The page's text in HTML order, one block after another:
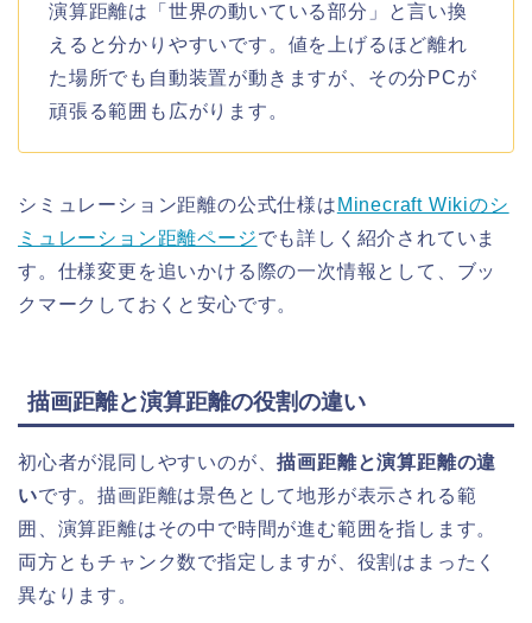
演算距離は「世界の動いている部分」と言い換
えると分かりやすいです。値を上げるほど離れ
た場所でも自動装置が動きますが、その分PCが
頑張る範囲も広がります。
シミュレーション距離の公式仕様は Minecraft Wikiのシ
ミュレーション距離ページでも詳しく紹介されていま
す。仕様変更を追いかける際の一次情報として、ブッ
クマークしておくと安心です。
描画距離と演算距離の役割の違い
初心者が混同しやすいのが、描画距離と演算距離の違
いです。描画距離は景色として地形が表示される範
囲、演算距離はその中で時間が進む範囲を指します。
両方ともチャンク数で指定しますが、役割はまったく
異なります。